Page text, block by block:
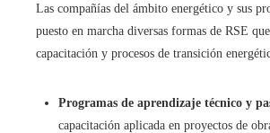
Las compañías del ámbito energético y sus
puesto en marcha diversas formas de RSE
capacitación y procesos de transición
Programas de aprendizaje técnico y
capacitación aplicada en proyectos de